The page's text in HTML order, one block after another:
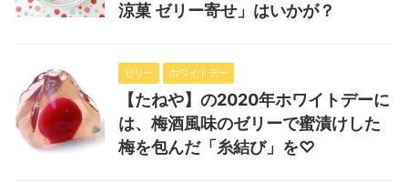
涼菓 ゼリー寄せ」はいかが？
ゼリー ホワイトデー
【たねや】の2020年ホワイトデーに
は、梅酒風味のゼリーで蜜漬けした
梅を包んだ「糸結び」を♡